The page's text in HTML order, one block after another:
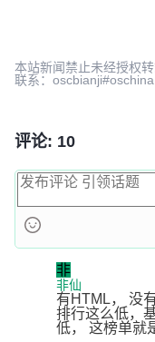
本站新闻禁止未经授权
联系：
评论: 10
非
非仙
有HTML， 没
排行这么低，
低， 这榜单就